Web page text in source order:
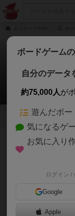
ウォー・
4
1259名 8名
若干複雑なルー
システム、マニア
と、一般人に好ま
ボードゲーム
自分のデータ
約75,000人が
遊んだボー
気になるゲ
お気に入り
ログイン /
Google
Apple